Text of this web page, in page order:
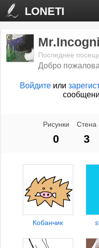
LONETI
Последнее
Добро
Войдите или
Рисунки
0
Стена
3
Кобанчик